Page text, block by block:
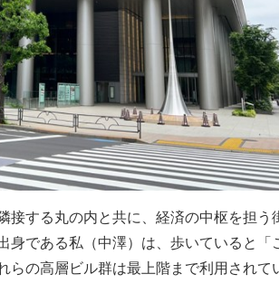
接する丸の内と共に、経済の中枢を担う
身である私（中澤）は、歩いていると「
らの高層ビル群は最上階まで利用されて